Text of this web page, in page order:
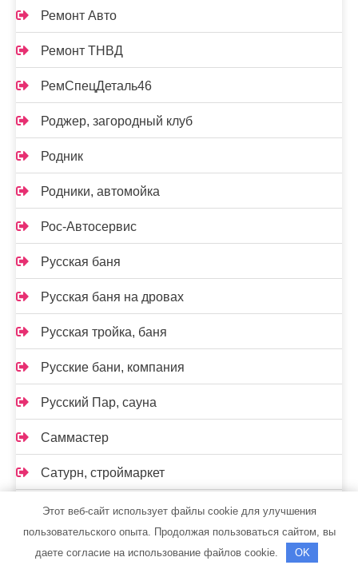
Ремонт Авто
Ремонт ТНВД
РемСпецДеталь46
Роджер, загородный клуб
Родник
Родники, автомойка
Рос-Автосервис
Русская баня
Русская баня на дровах
Русская тройка, баня
Русские бани, компания
Русский Пар, сауна
Саммастер
Сатурн, строймаркет
Сауна
Этот веб-сайт использует файлы cookie для улучшения
пользовательского опыта. Продолжая пользоваться сайтом, вы
даете согласие на использование файлов cookie.
OK